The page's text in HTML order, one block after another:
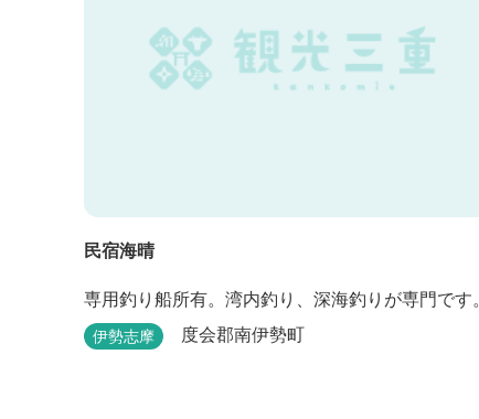
民宿海晴
専用釣り船所有。湾内釣り、深海釣りが専門です。
伊勢志摩 度会郡南伊勢町